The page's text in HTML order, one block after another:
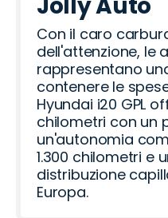
Con il caro
dell'attenzione, le
rappresentano
contenere le
Hyundai i20 GPL
chilometri con un
un'autonomia
1.300 chilometri e
distribuzione
Europa.